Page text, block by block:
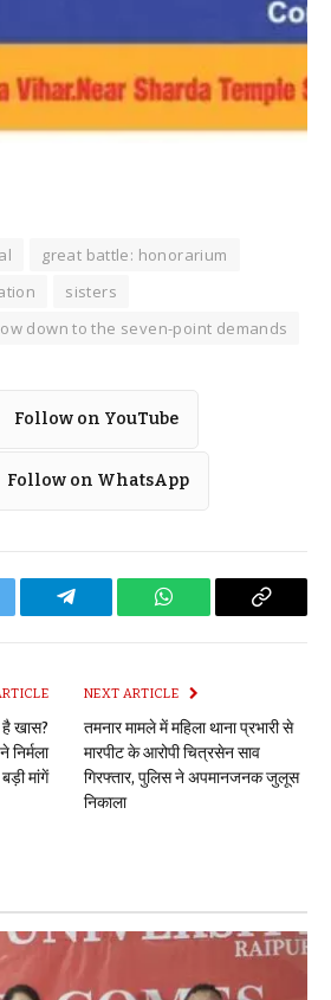
great battle: honorarium
sisters
down to the seven-point demands
Follow on YouTube
Follow on WhatsApp
Telegram WhatsApp Copy
खास?
निर्मला
मांगें
NEXT ARTICLE
तमनार मामले में महिला थाना प्रभारी से
मारपीट के आरोपी चित्रसेन साव
गिरफ्तार, पुलिस ने अपमानजनक जुलूस
निकाला